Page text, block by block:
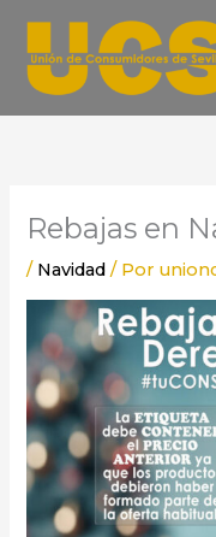
contenido
Rebajas en
/ Navidad / Por